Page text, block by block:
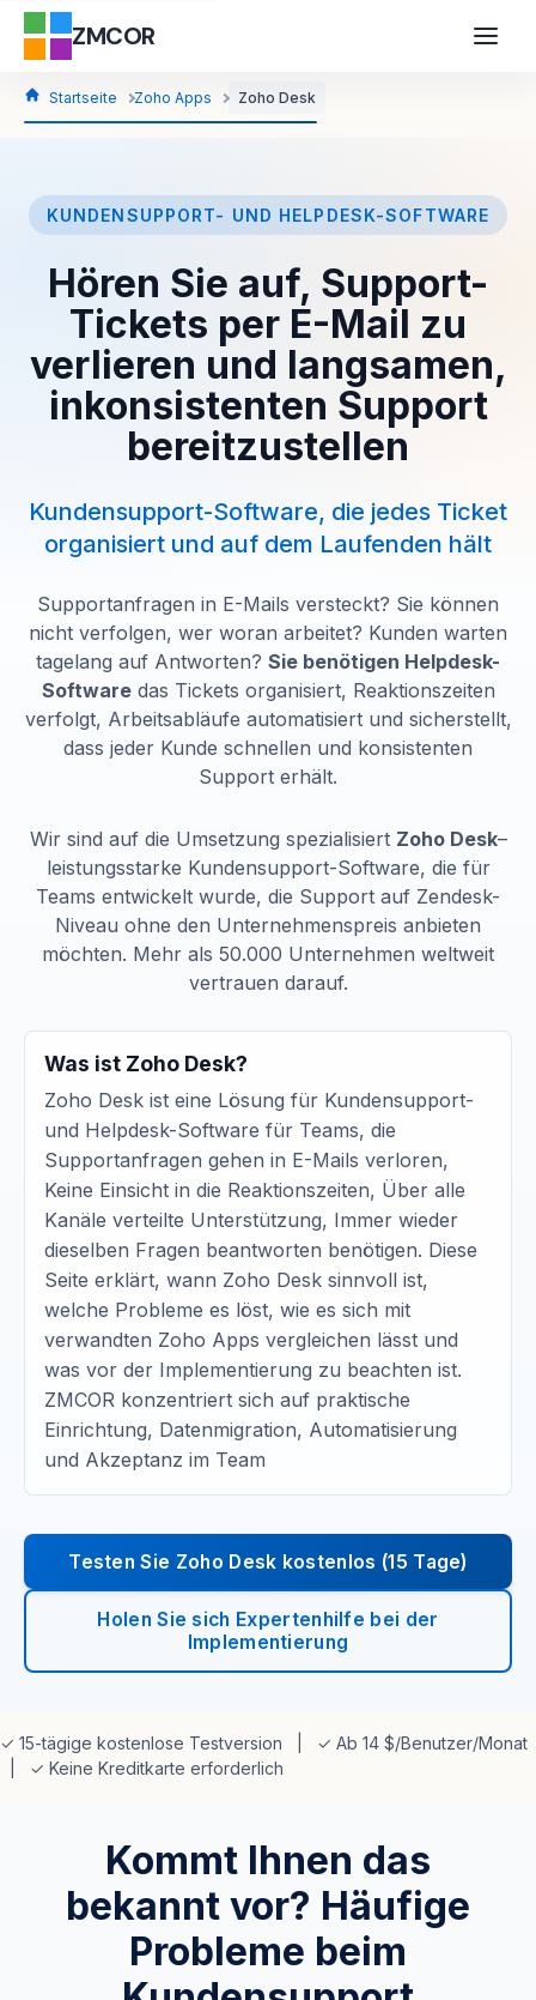
ZMCOR
Startseite Zoho Apps Zoho Desk
KUNDENSUPPORT- UND HELPDESK-SOFTWARE
Hören Sie auf, Support-
Tickets per E-Mail zu
verlieren und langsamen,
inkonsistenten Support
bereitzustellen
Kundensupport-Software, die jedes Ticket
organisiert und auf dem Laufenden hält
Supportanfragen in E-Mails versteckt? Sie können
nicht verfolgen, wer woran arbeitet? Kunden warten
tagelang auf Antworten? Sie benötigen Helpdesk-
Softwaredas Tickets organisiert, Reaktionszeiten
verfolgt, Arbeitsabläufe automatisiert und sicherstellt,
dass jeder Kunde schnellen und konsistenten
Support erhält.
Wir sind auf die Umsetzung spezialisiert Zoho Desk–
leistungsstarke Kundensupport-Software, die für
Teams entwickelt wurde, die Support auf Zendesk-
Niveau ohne den Unternehmenspreis anbieten
möchten. Mehr als 50.000 Unternehmen weltweit
vertrauen darauf.
Was ist Zoho Desk?
Zoho Desk ist eine Lösung für Kundensupport-
und Helpdesk-Software für Teams, die
Supportanfragen gehen in E-Mails verloren,
Keine Einsicht in die Reaktionszeiten, Über alle
Kanäle verteilte Unterstützung, Immer wieder
dieselben Fragen beantworten benötigen. Diese
Seite erklärt, wann Zoho Desk sinnvoll ist,
welche Probleme es löst, wie es sich mit
verwandten Zoho Apps vergleichen lässt und
was vor der Implementierung zu beachten ist.
ZMCOR konzentriert sich auf praktische
Einrichtung, Datenmigration, Automatisierung
und Akzeptanz im Team
Testen Sie Zoho Desk kostenlos (15 Tage)
Holen Sie sich Expertenhilfe bei der
Implementierung
✓ 15-tägige kostenlose Testversion | ✓ Ab 14 $/Benutzer/Monat
| ✓ Keine Kreditkarte erforderlich
Kommt Ihnen das
bekannt vor? Häufige
Probleme beim